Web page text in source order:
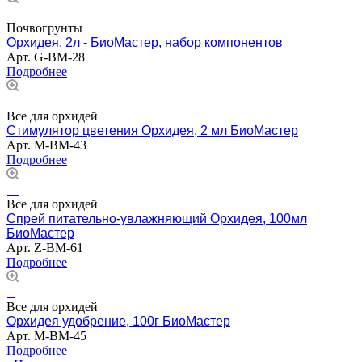
Почвогрунты
Орхидея, 2л - БиоМастер, набор компонентов
Арт. G-BM-28
Подробнее
Все для орхидей
Стимулятор цветения Орхидея, 2 мл БиоМастер
Арт. M-BМ-43
Подробнее
Все для орхидей
Спрей питательно-увлажняющий Орхидея, 100мл
БиоМастер
Арт. Z-BM-61
Подробнее
Все для орхидей
Орхидея удобрение, 100г БиоМастер
Арт. M-BM-45
Подробнее